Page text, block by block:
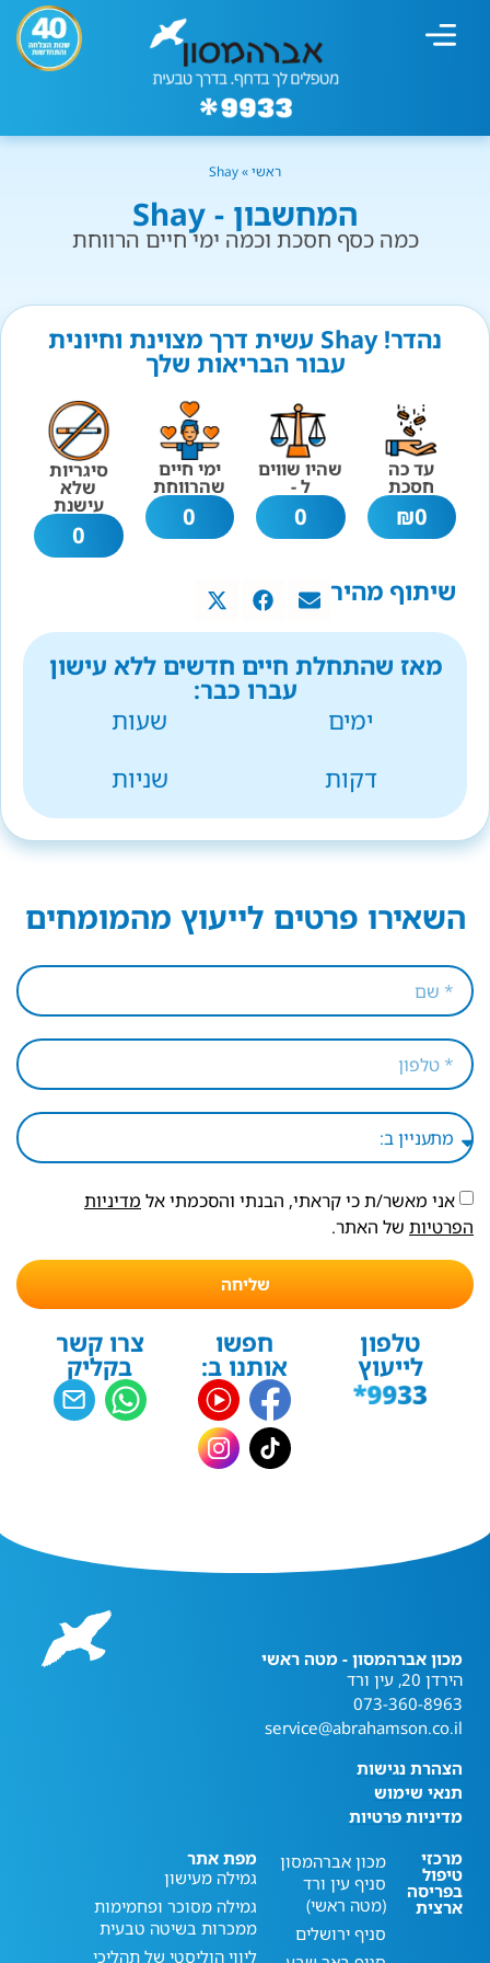
ראשי»
Shay
המחשבון - Shay
כמה כסף חסכת וכמה ימי חיים הרווחת
נהדר! Shay עשית דרך מצוינת וחיונית
עבור הבריאות שלך
עד כה
חסכת
0
₪
שהיו שווים
ל -
0
ימי חיים
שהרווחת
0
סיגריות
שלא
עישנת
0
שיתוף מהיר
מאז שהתחלת חיים חדשים ללא עישון
עברו כבר:
ימים
שעות
דקות
שניות
השאירו פרטים לייעוץ מהמומחים
אני מאשר/ת כי קראתי, הבנתי והסכמתי אל מדיניות
הפרטיות של האתר.
שליחה
טלפון
לייעוץ
חפשו
אותנו ב:
צרו קשר
בקליק
מכון אברהמסון - מטה ראשי
הירדן 20, עין ורד
073-360-8963
service@abrahamson.co.il
הצהרת נגישות
תנאי שימוש
מדיניות פרטיות
מרכזי
טיפול
בפריסה
ארצית
מכון אברהמסון
סניף עין ורד
(מטה ראשי)
סניף ירושלים
מפת אתר
גמילה מעישון
גמילה מסוכר ופחמימות
ממכרות בשיטה טבעית
ליווי הוליסטי של תהליכי